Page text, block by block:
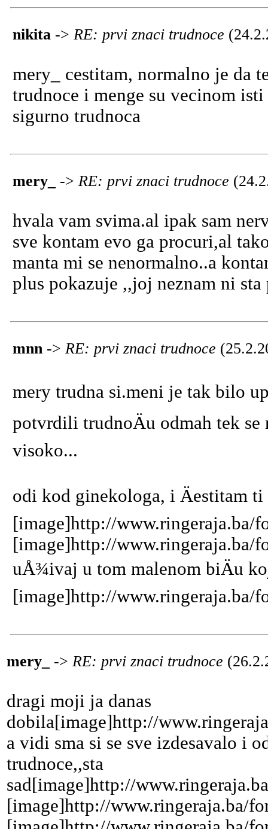
nikita -> RE: prvi znaci trudnoce
mery_ cestitam, normalno je da
trudnoce i menge su vecinom
sigurno trudnoca
mery_ -> RE: prvi znaci trudnoce
hvala vam svima.al ipak sam
sve kontam evo ga procuri,al
manta mi se nenormalno..a
plus pokazuje ,,joj neznam ni sta
mnn -> RE: prvi znaci trudnoce
mery trudna si.meni je tak bilo
potvrdili trudnoÄu odmah tek
visoko...
odi kod ginekologa, i Äestitam ti
[image]http://www.ringeraja.ba/
[image]http://www.ringeraja.ba/
uÅ¾ivaj u tom malenom biÄu
[image]http://www.ringeraja.ba/
mery_ -> RE: prvi znaci trudnoce
dragi moji ja danas
dobila[image]http://
a vidi sma si se sve izdesavalo i
trudnoce,,sta
sad[image]http://
[image]http://www.ringeraja.ba/